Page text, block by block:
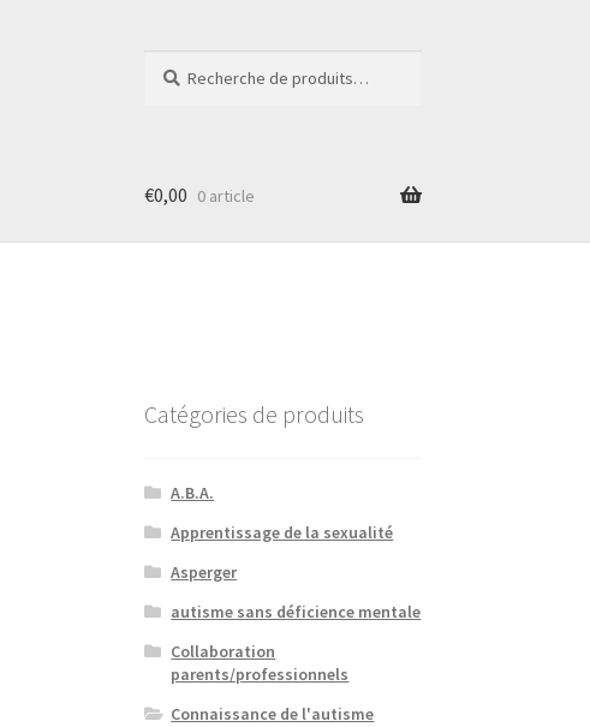
pour :
€0,00 0 article
Catégories de produits
A.B.A.
Apprentissage de la sexualité
Asperger
autisme sans déficience mentale
Collaboration
parents/professionnels
Connaissance de l'autisme